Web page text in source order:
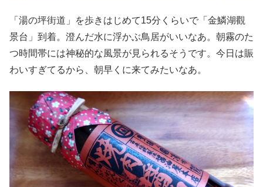
「湯の坪街道」を歩きはじめて15分くらいで「金鱗湖觀
景台」到着。澄んだ水に浮かぶ鳥居がいいなあ。朝霧のた
つ時間帯には神秘的な風景が見られるそうです。今日は賑
わいすぎてるから、朝早くに来てみたいなあ。